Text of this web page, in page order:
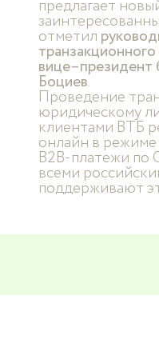
предлагает
отметил
Боциев.
Проведение
юридическому
клиентами ВТБ
онлайн в
В2В-платежи по
всеми
поддерживают